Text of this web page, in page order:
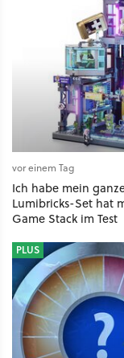
vor einem Tag
Ich habe mein
Lumibricks-Set hat
Game Stack im Test
PLUS